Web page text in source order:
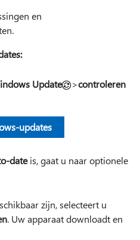
en
Update >controleren
updates
dateis, gaat u naar optionele
zijn, selecteert u
. Uw apparaat downloadt en